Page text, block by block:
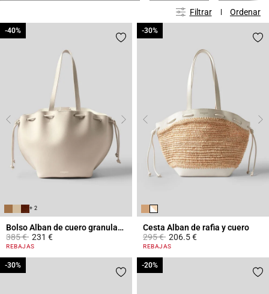
Filtrar Ordenar
+ 2
Bolso Alban de cuero granulado
Price reduced from
385 €to
-40%
231 €
4,4 out of 5 Customer Rating
REBAJAS
-40%
Cesta Alban de rafia y cuero
Price reduced from
295 €to
-30%
206.5 €
3,2 out of 5 Customer Rating
REBAJAS
-30%
-30%
-30% -20%
-20%